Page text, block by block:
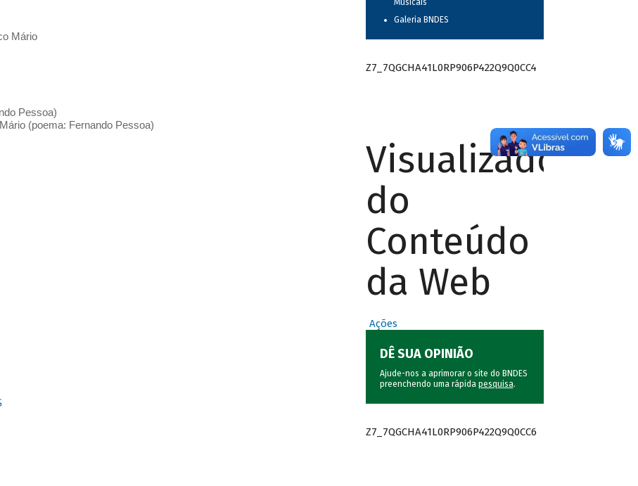
Mário
Pessoa)
(poema: Fernando Pessoa)
Musicais
Galeria BNDES
Z7_7QGCHA41L0RP906P422Q9Q0CC4
Visualizador
do
Conteúdo
da Web
Ações
DÊ SUA OPINIÃO
Ajude-nos a aprimorar o site do BNDES
preenchendo uma rápida pesquisa.
Z7_7QGCHA41L0RP906P422Q9Q0CC6